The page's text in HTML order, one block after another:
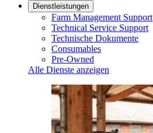
Dienstleistungen
Farm Management Support
Technical Service Support
Technische Dokumente
Consumables
Pre-Owned
Alle Dienste anzeigen